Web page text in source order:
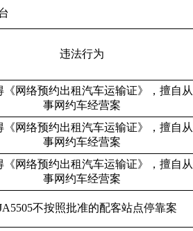
违法行为
《网络预约出租汽车运输证》，擅自从
事网约车经营案
《网络预约出租汽车运输证》，擅自从
事网约车经营案
《网络预约出租汽车运输证》，擅自从
事网约车经营案
不按照批准的配客站点停靠案